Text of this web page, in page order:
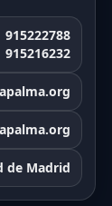
915222788
915216232
de Madrid